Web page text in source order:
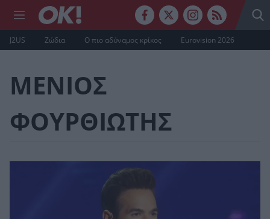
J2US Ζώδια Ο πιο αδύναμος κρίκος Eurovision 2026
ΜΕΝΙΟΣ
ΦΟΥΡΘΙΩΤΗΣ